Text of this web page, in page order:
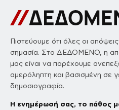
Πιστεύουμε ότι όλες οι
σημασία. Στο ΔΕΔΟΜΕΝΟ, η
μας είναι να παρέχουμε
αμερόληπτη και βασισμένη σε
δημοσιογραφία.
Η ενημέρωσή σας, το πάθος